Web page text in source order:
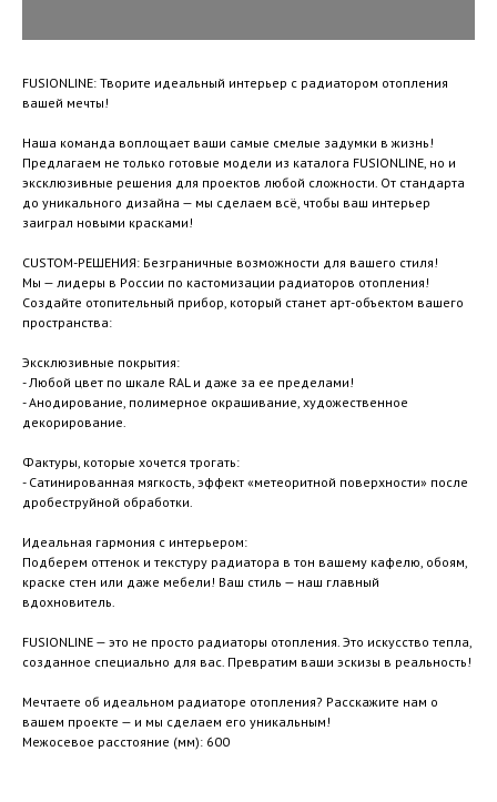
FUSIONLINE: Творите идеальный интерьер с радиатором отопления
вашей мечты!
Наша команда воплощает ваши самые смелые задумки в жизнь!
Предлагаем не только готовые модели из каталога FUSIONLINE, но и
эксклюзивные решения для проектов любой сложности. От стандарта
до уникального дизайна — мы сделаем всё, чтобы ваш интерьер
заиграл новыми красками!
CUSTOM-РЕШЕНИЯ: Безграничные возможности для вашего стиля!
Мы — лидеры в России по кастомизации радиаторов отопления!
Создайте отопительный прибор, который станет арт-объектом вашего
пространства:
Эксклюзивные покрытия:
- Любой цвет по шкале RAL и даже за ее пределами!
- Анодирование, полимерное окрашивание, художественное
декорирование.
Фактуры, которые хочется трогать:
- Сатинированная мягкость, эффект «метеоритной поверхности» после
дробеструйной обработки.
Идеальная гармония с интерьером:
Подберем оттенок и текстуру радиатора в тон вашему кафелю, обоям,
краске стен или даже мебели! Ваш стиль — наш главный
вдохновитель.
FUSIONLINE — это не просто радиаторы отопления. Это искусство тепла,
созданное специально для вас. Превратим ваши эскизы в реальность!
Мечтаете об идеальном радиаторе отопления? Расскажите нам о
вашем проекте — и мы сделаем его уникальным!
Межосевое расстояние (мм): 600